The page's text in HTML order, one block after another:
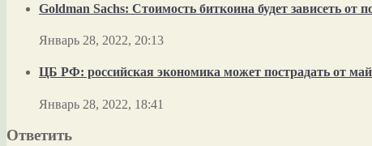
Goldman Sachs: Стоимость биткоина будет зависеть от
Январь 28, 2022, 20:13
ЦБ РФ: российская экономика может пострадать от
Январь 28, 2022, 18:41
Ответить